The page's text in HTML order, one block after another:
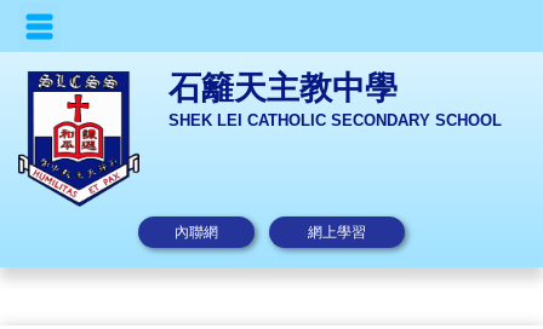
石籬天主教中學
SHEK LEI CATHOLIC SECONDARY SCHOOL
內聯網 網上學習